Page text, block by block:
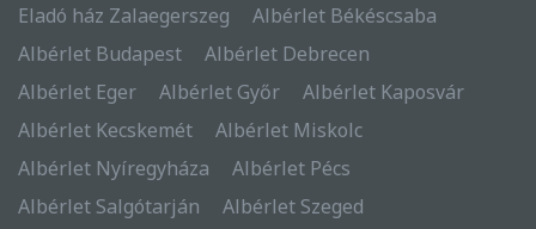
Eladó ház Zalaegerszeg
Albérlet Békéscsaba
Albérlet Budapest
Albérlet Debrecen
Albérlet Eger
Albérlet Győr
Albérlet Kaposvár
Albérlet Kecskemét
Albérlet Miskolc
Albérlet Nyíregyháza
Albérlet Pécs
Albérlet Salgótarján
Albérlet Szeged